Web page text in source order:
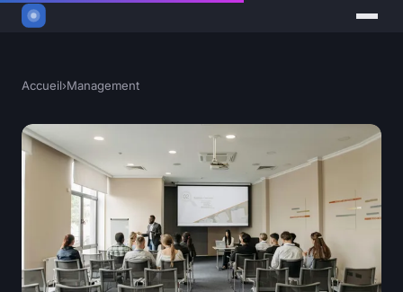
Accueil›Management